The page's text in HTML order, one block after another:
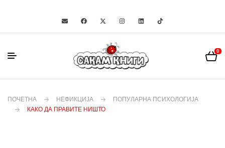
0
ПОЧЕТНА НЕФИКЦИЈА
ПОПУЛАРНА ПСИХОЛОГИЈА
КАКО ДА ПРАВИТЕ НИШТО